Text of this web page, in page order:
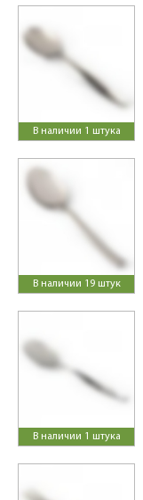
В наличии 1 штука
В наличии 19 штук
В наличии 1 штука